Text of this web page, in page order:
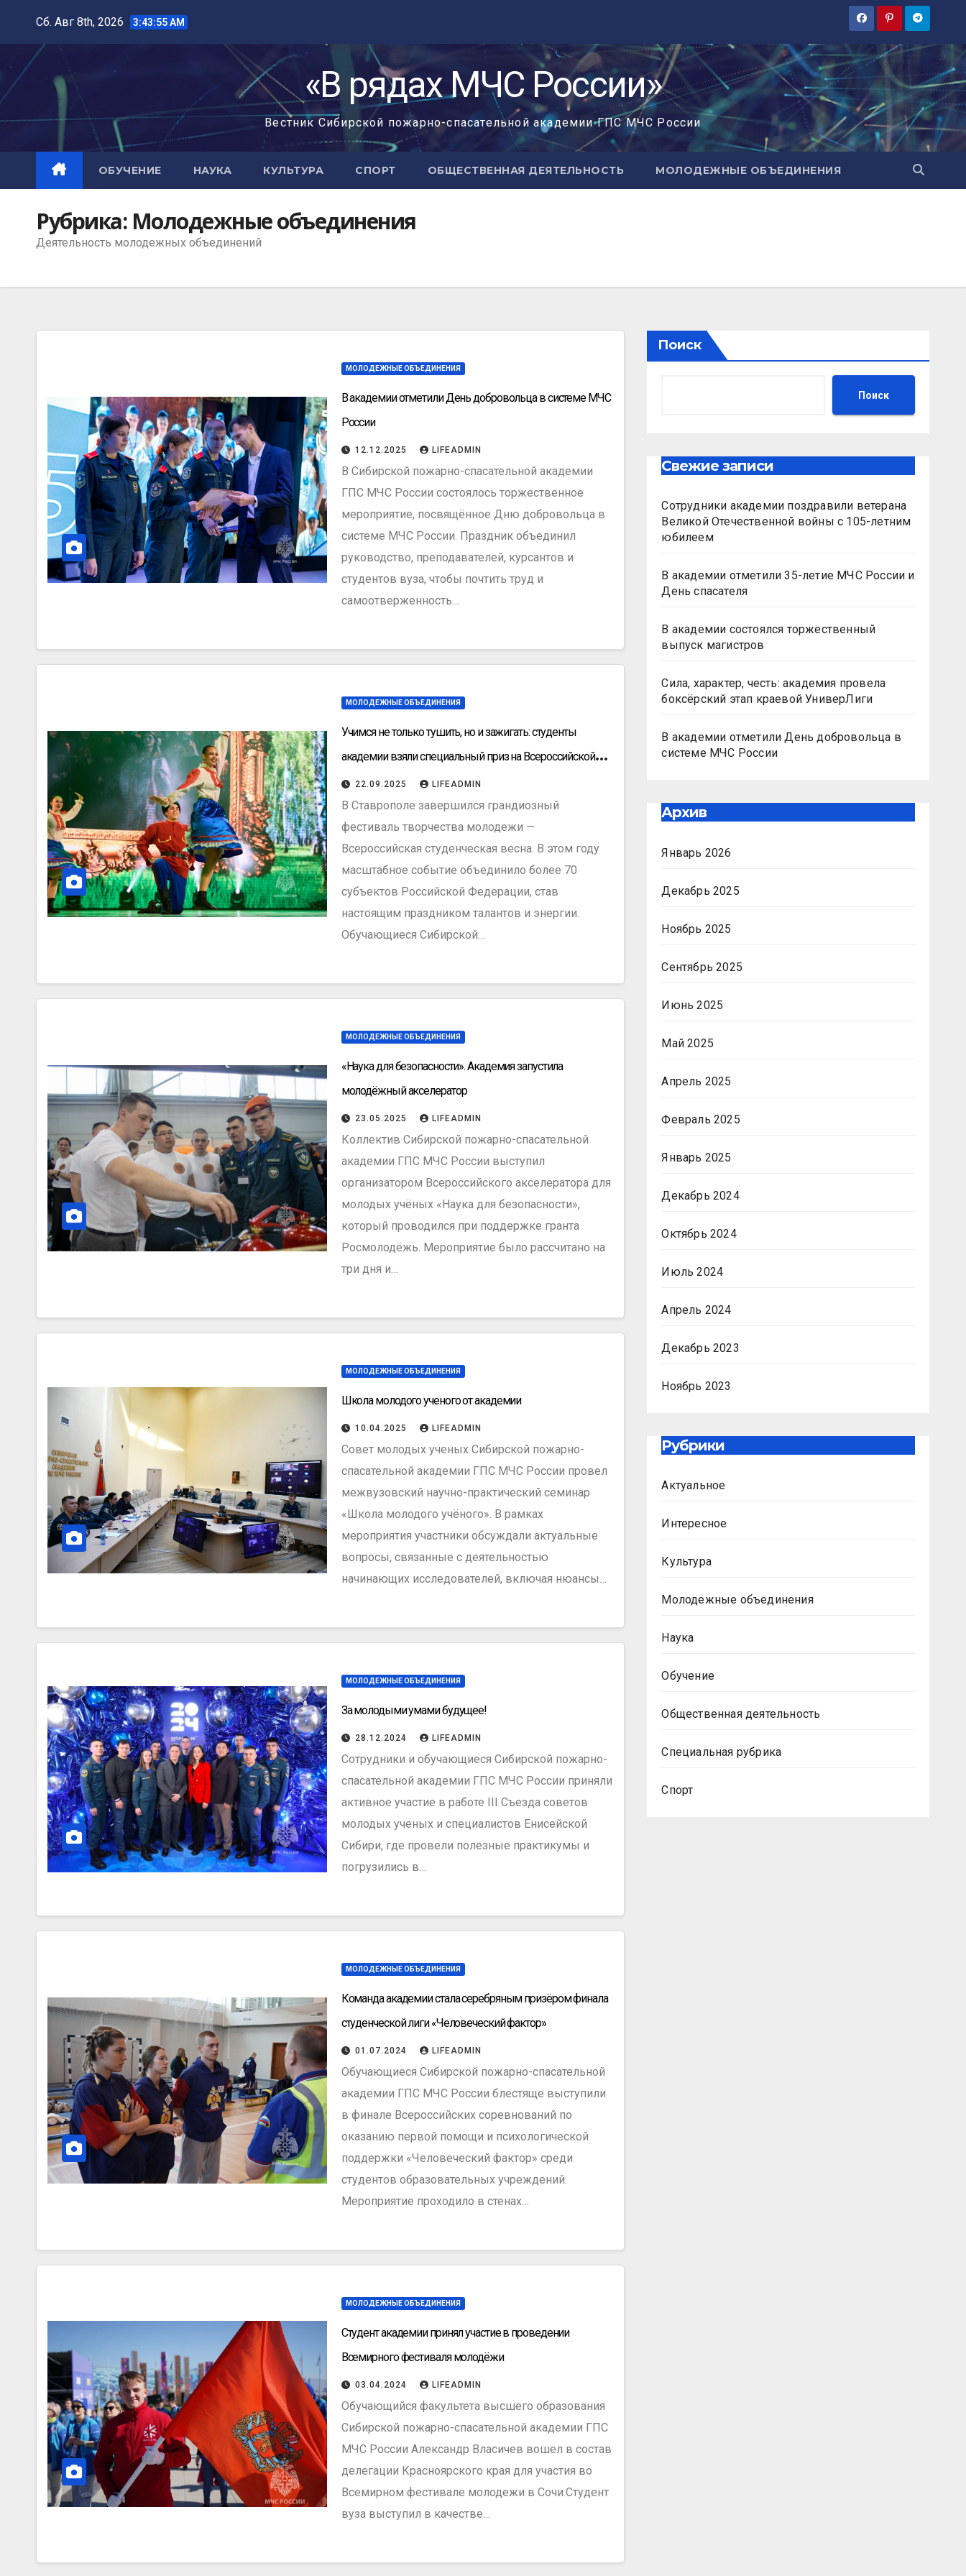
Сб. Авг 8th, 2026 3:43:56 AM
«В рядах МЧС России»
Вестник Сибирской пожарно-спасательной академии ГПС МЧС России
ОБУЧЕНИЕ НАУКА КУЛЬТУРА СПОРТ ОБЩЕСТВЕННАЯ ДЕЯТЕЛЬНОСТЬ МОЛОДЕЖНЫЕ ОБЪЕДИНЕНИЯ
Рубрика: Молодежные объединения
Деятельность молодежных объединений
МОЛОДЕЖНЫЕ ОБЪЕДИНЕНИЯ
В академии отметили День добровольца в системе МЧС
России
12.12.2025 LIFEADMIN
В Сибирской пожарно-спасательной академии
ГПС МЧС России состоялось торжественное
мероприятие, посвящённое Дню добровольца в
системе МЧС России. Праздник объединил
руководство, преподавателей, курсантов и
студентов вуза, чтобы почтить труд и
самоотверженность…
МОЛОДЕЖНЫЕ ОБЪЕДИНЕНИЯ
Учимся не только тушить, но и зажигать: студенты
академии взяли специальный приз на Всероссийской
студенческой весне
22.09.2025 LIFEADMIN
В Ставрополе завершился грандиозный
фестиваль творчества молодежи —
Всероссийская студенческая весна. В этом году
масштабное событие объединило более 70
субъектов Российской Федерации, став
настоящим праздником талантов и энергии.
Обучающиеся Сибирской…
МОЛОДЕЖНЫЕ ОБЪЕДИНЕНИЯ
«Наука для безопасности». Академия запустила
молодёжный акселератор
23.05.2025 LIFEADMIN
Коллектив Сибирской пожарно-спасательной
академии ГПС МЧС России выступил
организатором Всероссийского акселератора для
молодых учёных «Наука для безопасности»,
который проводился при поддержке гранта
Росмолодёжь. Мероприятие было рассчитано на
три дня и…
МОЛОДЕЖНЫЕ ОБЪЕДИНЕНИЯ
Школа молодого ученого от академии
10.04.2025 LIFEADMIN
Совет молодых ученых Сибирской пожарно-
спасательной академии ГПС МЧС России провел
межвузовский научно-практический семинар
«Школа молодого учёного». В рамках
мероприятия участники обсуждали актуальные
вопросы, связанные с деятельностью
начинающих исследователей, включая нюансы…
МОЛОДЕЖНЫЕ ОБЪЕДИНЕНИЯ
За молодыми умами будущее!
28.12.2024 LIFEADMIN
Сотрудники и обучающиеся Сибирской пожарно-
спасательной академии ГПС МЧС России приняли
активное участие в работе III Съезда советов
молодых ученых и специалистов Енисейской
Сибири, где провели полезные практикумы и
погрузились в…
МОЛОДЕЖНЫЕ ОБЪЕДИНЕНИЯ
Команда академии стала серебряным призёром финала
студенческой лиги «Человеческий фактор»
01.07.2024 LIFEADMIN
Обучающиеся Сибирской пожарно-спасательной
академии ГПС МЧС России блестяще выступили
в финале Всероссийских соревнований по
оказанию первой помощи и психологической
поддержки «Человеческий фактор» среди
студентов образовательных учреждений.
Мероприятие проходило в стенах…
МОЛОДЕЖНЫЕ ОБЪЕДИНЕНИЯ
Студент академии принял участие в проведении
Всемирного фестиваля молодёжи
03.04.2024 LIFEADMIN
Обучающийся факультета высшего образования
Сибирской пожарно-спасательной академии ГПС
МЧС России Александр Власичев вошел в состав
делегации Красноярского края для участия во
Всемирном фестивале молодежи в Сочи.Студент
вуза выступил в качестве…
Поиск
Поиск
Свежие записи
Сотрудники академии поздравили ветерана
Великой Отечественной войны с 105-летним
юбилеем
В академии отметили 35-летие МЧС России и
День спасателя
В академии состоялся торжественный
выпуск магистров
Сила, характер, честь: академия провела
боксёрский этап краевой УниверЛиги
В академии отметили День добровольца в
системе МЧС России
Архив
Январь 2026
Декабрь 2025
Ноябрь 2025
Сентябрь 2025
Июнь 2025
Май 2025
Апрель 2025
Февраль 2025
Январь 2025
Декабрь 2024
Октябрь 2024
Июль 2024
Апрель 2024
Декабрь 2023
Ноябрь 2023
Рубрики
Актуальное
Интересное
Культура
Молодежные объединения
Наука
Обучение
Общественная деятельность
Специальная рубрика
Спорт